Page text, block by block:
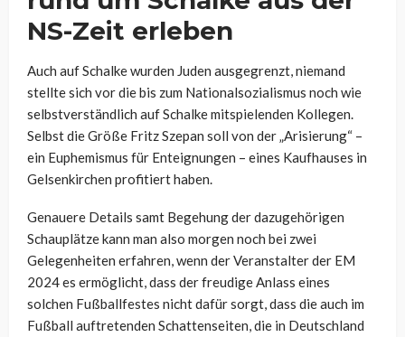
NS-Zeit erleben
Auch auf Schalke wurden Juden ausgegrenzt, niemand
stellte sich vor die bis zum Nationalsozialismus noch wie
selbstverständlich auf Schalke mitspielenden Kollegen.
Selbst die Größe Fritz Szepan soll von der „Arisierung“ –
ein Euphemismus für Enteignungen – eines Kaufhauses in
Gelsenkirchen profitiert haben.
Genauere Details samt Begehung der dazugehörigen
Schauplätze kann man also morgen noch bei zwei
Gelegenheiten erfahren, wenn der Veranstalter der EM
2024 es ermöglicht, dass der freudige Anlass eines
solchen Fußballfestes nicht dafür sorgt, dass die auch im
Fußball auftretenden Schattenseiten, die in Deutschland